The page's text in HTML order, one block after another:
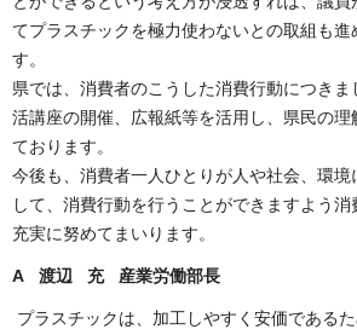
てプラスチックを極力使わないとの取組も進
す。
県では、消費者のこうした消費行動につき
活講座の開催、広報紙等を活用し、県民の理
ております。
今後も、消費者一人ひとりが人や社会、環境
して、消費行動を行うことができますよう
充実に努めてまいります。
A 渡辺 充 産業労働部長
プラスチックは、加工しやすく安価である